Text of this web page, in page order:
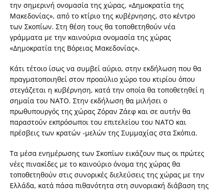
την σημερινή ονομασία της χώρας, «Δημοκρατία της
Μακεδονίας», από το κτίριο της κυβέρνησης, στο κέντρο
των Σκοπίων. Στη θέση τους θα τοποθετηθούν νέα
γράμματα με την καινούρια ονομασία της χώρας
«Δημοκρατία της Βόρειας Μακεδονίας».
Κάτι τέτοιο ίσως να συμβεί αύριο, στην εκδήλωση που θα
πραγματοποιηθεί στον προαύλιο χώρο του κτιρίου όπου
στεγάζεται η κυβέρνηση, κατά την οποία θα τοποθετηθεί η
σημαία του ΝΑΤΟ. Στην εκδήλωση θα μιλήσει ο
πρωθυπουργός της χώρας Ζόραν Ζάεφ και σε αυτήν θα
παραστούν εκπρόσωποι του επιτελείου του ΝΑΤΟ και
πρέσβεις των κρατών -μελών της Συμμαχίας στα Σκόπια.
Τα μέσα ενημέρωσης των Σκοπίων εικάζουν πως οι πρώτες
νέες πινακίδες με το καινούριο όνομα της χώρας θα
τοποθετηθούν στις συνορικές διελεύσεις της χώρας με την
Ελλάδα, κατά πάσα πιθανότητα στη συνοριακή διάβαση της